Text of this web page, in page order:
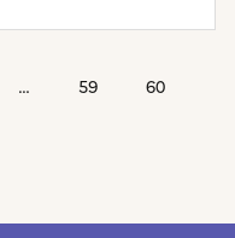
… 59 60